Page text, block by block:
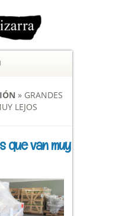
» GRANDES
LEJOS
que van muy